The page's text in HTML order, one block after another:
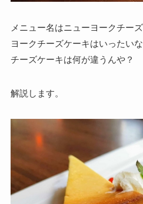
メニュー名はニューヨークチー
ヨークチーズケーキはいったい
チーズケーキは何が違うんや？
解説します。